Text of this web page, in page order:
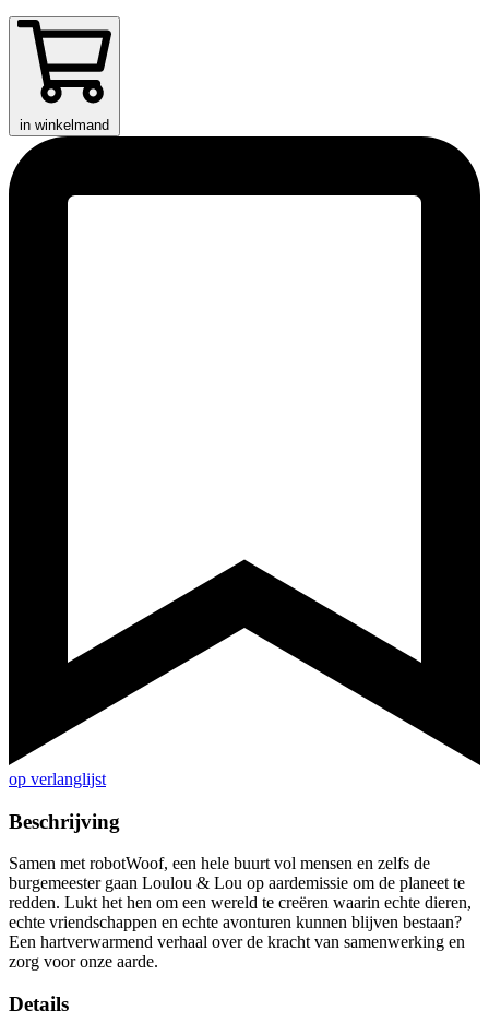
in winkelmand
op verlanglijst
Beschrijving
Samen met robotWoof, een hele buurt vol mensen en zelfs de
burgemeester gaan Loulou & Lou op aardemissie om de planeet te
redden. Lukt het hen om een wereld te creëren waarin echte dieren,
echte vriendschappen en echte avonturen kunnen blijven bestaan?
Een hartverwarmend verhaal over de kracht van samenwerking en
zorg voor onze aarde.
Details